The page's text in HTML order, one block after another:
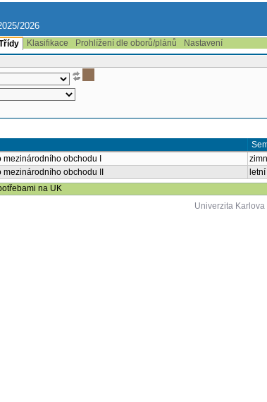
2026
Klasifikace Prohlížení dle oborů/plánů
Nastavení
obchodu I
obchodu II letní
na UK
Univerzita Karlova|